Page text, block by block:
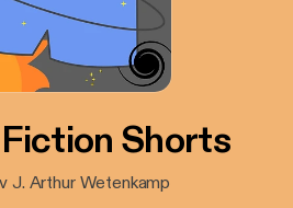
Shorts
J. Arthur Wetenkamp